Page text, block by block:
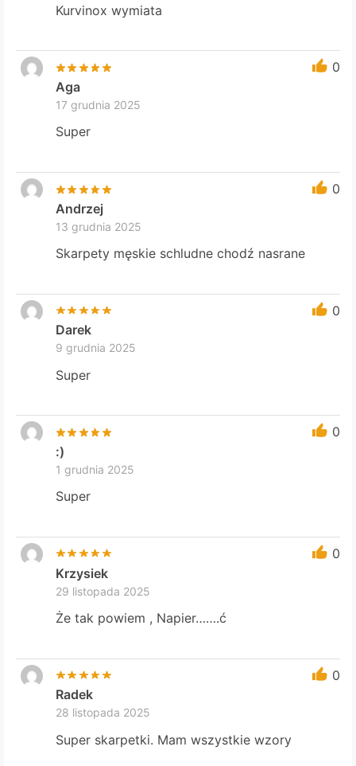
Kurvinox wymiata
0
Aga
17 grudnia 2025
Super
0
Andrzej
13 grudnia 2025
Skarpety męskie schludne chodź nasrane
0
Darek
9 grudnia 2025
Super
0
:)
1 grudnia 2025
Super
0
Krzysiek
29 listopada 2025
Że tak powiem , Napier…….ć
0
Radek
28 listopada 2025
Super skarpetki. Mam wszystkie wzory